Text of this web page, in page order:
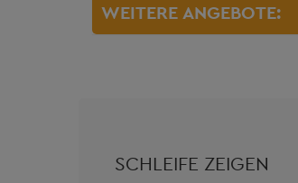
WEITERE ANGEBOTE:
SCHLEIFE ZEIGEN